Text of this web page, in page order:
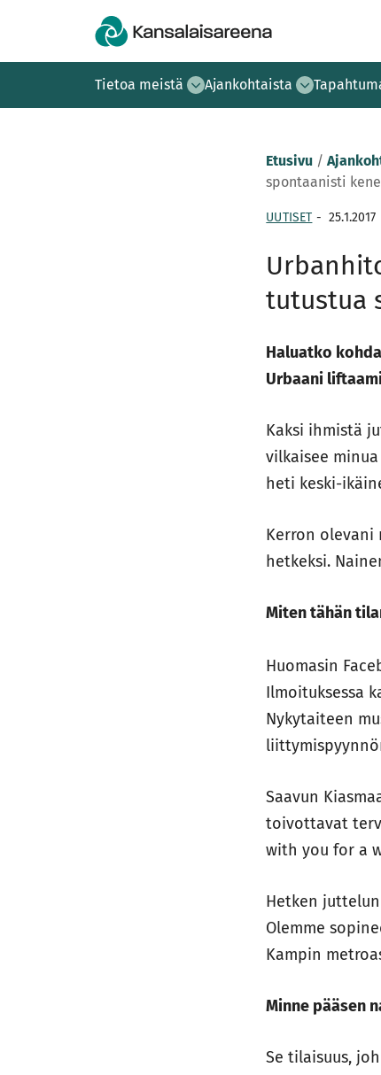
Tietoa meistä Ajankohtaista
Etusivu /
spontaanisti
UUTISET - 25.1.2017
tutustua
Haluatko
Urbaani
Kaksi ihmistä
vilkaisee
heti keski-
Kerron olevani
hetkeksi.
Miten tähän
Huomasin
Ilmoituksessa
Nykytaiteen
Saavun
toivottavat
with you for a
Hetken
Olemme
Kampin
Minne pääsen
Se tilaisuus,